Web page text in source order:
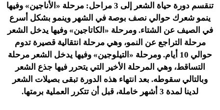
تنقسم دورة حياة الشعر إلى 3 مراحل: مرحلة «الأناجين» وفيها
ينمو شعرك حوالي نصف بوصة في الشهر وينمو بشكل أسرع
في الصيف عن الشتاء. ومرحلة «الكاتاجين» وفيها يدخل الشعر
مرحلة التراجع عن النمو، وهي مرحلة انتقالية قصيرة تدوم
حوالي 10 أيام. ومرحلة «التيلوجين» وفيها يدخل الشعر مرحلة
التساقط، وهي المرحلة الأخير التي يتحرر فيها جذع الشعر
وبالتالي سقوطه. بعد انتهاء هذه الدورة تبقى بصيلات الشعر
لدينا لمدة 3 أشهر خاملة، قبل أن تتكرر العملية برمتها.